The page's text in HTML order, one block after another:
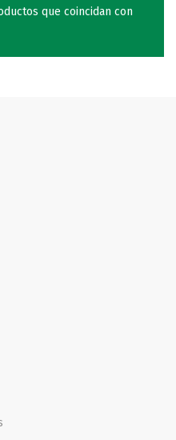
que coincidan con